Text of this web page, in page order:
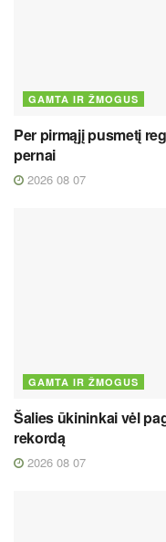
GAMTA IR ŽMOGUS
Per pirmąjį pusmetį
pernai
2026 08 07
GAMTA IR ŽMOGUS
Šalies ūkininkai vėl
rekordą
2026 08 07